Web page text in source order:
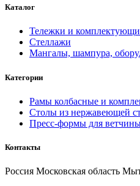
Каталог
Тележки и
Стеллажи
Мангалы, шампура,
Категории
Рамы колбасные и
Столы из нержавеющей
Пресс-формы для
Контакты
Россия Московская область